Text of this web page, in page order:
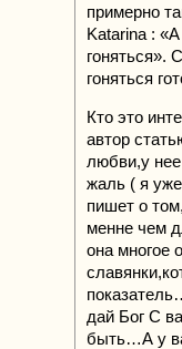
примерно
Katarina :
гоняться».
гоняться
Кто это
автор
любви,у
жаль ( я
пишет о
менне чем
она многое
дай Бог С
быть…А у